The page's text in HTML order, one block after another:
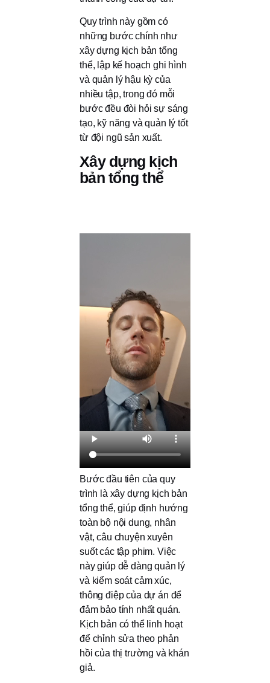
Quy trình này gồm có
những bước chính như
xây dựng kịch bản tổng
thể, lập kế hoạch ghi hình
và quản lý hậu kỳ của
nhiều tập, trong đó mỗi
bước đều đòi hỏi sự sáng
tạo, kỹ năng và quản lý tốt
từ đội ngũ sản xuất.
Xây dựng kịch
bản tổng thể
Bước đầu tiên của quy
trình là xây dựng kịch bản
tổng thể, giúp định hướng
toàn bộ nội dung, nhân
vật, câu chuyện xuyên
suốt các tập phim. Việc
này giúp dễ dàng quản lý
và kiểm soát cảm xúc,
thông điệp của dự án để
đảm bảo tính nhất quán.
Kịch bản có thể linh hoạt
để chỉnh sửa theo phản
hồi của thị trường và khán
giả.